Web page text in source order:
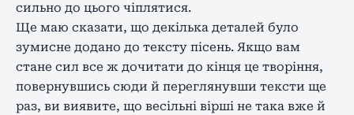
сильно до цього чіплятися.
Ще маю сказати, що декілька деталей було
зумисне додано до тексту пісень. Якщо вам
стане сил все ж дочитати до кінця це творіння,
повернувшись сюди й переглянувши тексти ще
раз, ви виявите, що весільні вірші не така вже й